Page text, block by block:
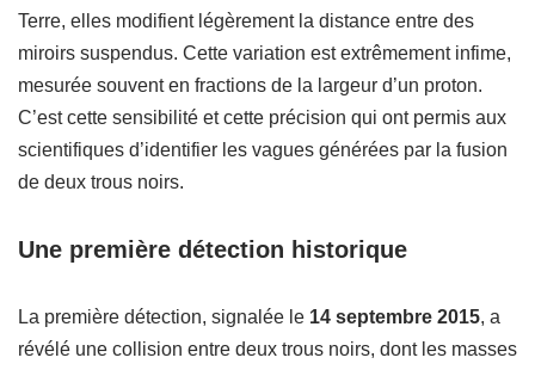
Terre, elles modifient légèrement la distance entre des
miroirs suspendus. Cette variation est extrêmement infime,
mesurée souvent en fractions de la largeur d’un proton.
C’est cette sensibilité et cette précision qui ont permis aux
scientifiques d’identifier les vagues générées par la fusion
de deux trous noirs.
Une première détection historique
La première détection, signalée le 14 septembre 2015, a
révélé une collision entre deux trous noirs, dont les masses